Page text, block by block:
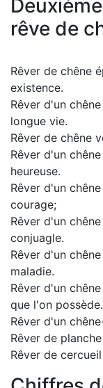
rêve de
Rêver de chêne
existence.
Rêver d'un
longue vie.
Rêver de chêne
Rêver d'un
heureuse.
Rêver d'un
courage;
Rêver d'un
conjuagle.
Rêver d'un
maladie.
Rêver d'un
que l'on possède.
Rêver d'un
Rêver de
Rêver de